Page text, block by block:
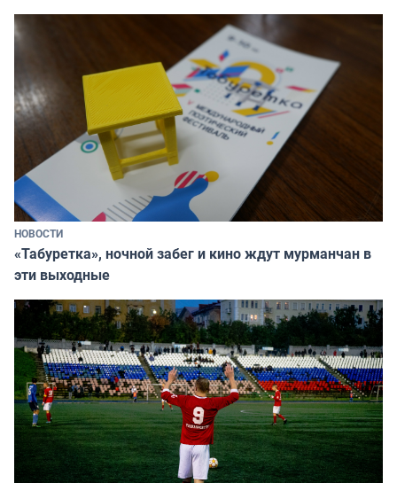
НОВОСТИ
«Табуретка», ночной забег и кино ждут мурманчан в
эти выходные